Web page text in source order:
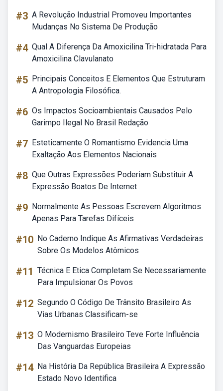
#3 A Revolução Industrial Promoveu Importantes
Mudanças No Sistema De Produção
#4 Qual A Diferença Da Amoxicilina Tri-hidratada Para
Amoxicilina Clavulanato
#5 Principais Conceitos E Elementos Que Estruturam
A Antropologia Filosófica.
#6 Os Impactos Socioambientais Causados Pelo
Garimpo Ilegal No Brasil Redação
#7 Esteticamente O Romantismo Evidencia Uma
Exaltação Aos Elementos Nacionais
#8 Que Outras Expressões Poderiam Substituir A
Expressão Boatos De Internet
#9 Normalmente As Pessoas Escrevem Algoritmos
Apenas Para Tarefas Difíceis
#10 No Caderno Indique As Afirmativas Verdadeiras
Sobre Os Modelos Atômicos
#11 Técnica E Etica Completam Se Necessariamente
Para Impulsionar Os Povos
#12 Segundo O Código De Trânsito Brasileiro As
Vias Urbanas Classificam-se
#13 O Modernismo Brasileiro Teve Forte Influência
Das Vanguardas Europeias
#14 Na História Da República Brasileira A Expressão
Estado Novo Identifica